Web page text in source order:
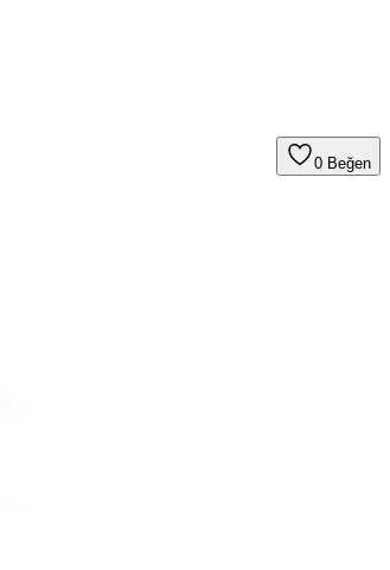
0 Beğen